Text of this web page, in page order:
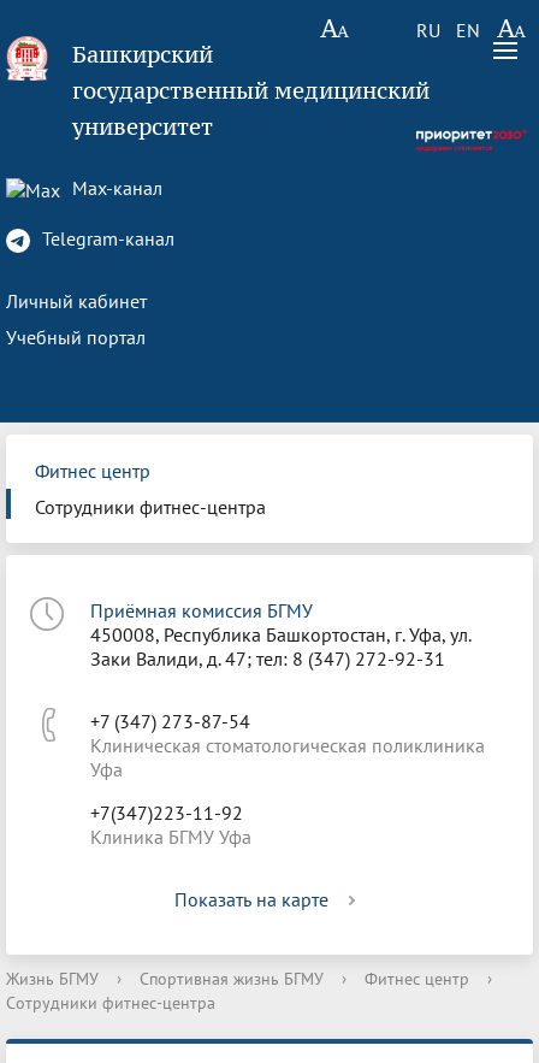
RU EN
Башкирский
государственный медицинский
университет
Max-канал
Telegram-канал
Личный кабинет
Учебный портал
Фитнес центр
Сотрудники фитнес-центра
Приёмная комиссия БГМУ
450008, Республика Башкортостан, г. Уфа, ул.
Заки Валиди, д. 47; тел: 8 (347) 272-92-31
+7 (347) 273-87-54
Клиническая стоматологическая поликлиника
Уфа
+7(347)223-11-92
Клиника БГМУ Уфа
Показать на карте
Жизнь БГМУ › Спортивная жизнь БГМУ › Фитнес центр
›
Сотрудники фитнес-центра